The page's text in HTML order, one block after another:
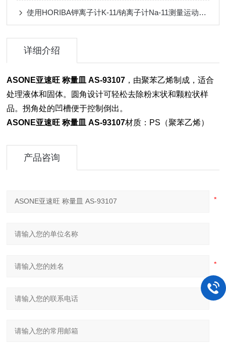
使用HORIBA钾离子计K-11/钠离子计Na-11测量运动员汗液中的钠和钾浓度
详细介绍
ASONE亚速旺 称量皿 AS-93107 ，由聚苯乙烯制成，适合
处理液体和固体。圆角设计可轻松去除粉末状和颗粒状样
品。拐角处的凹槽便于控制倒出。
ASONE亚速旺 称量皿 AS-93107材质：PS（聚苯乙烯）
产品咨询